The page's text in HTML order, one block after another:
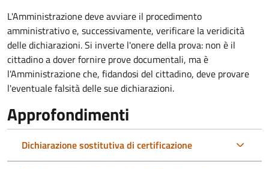
L'Amministrazione deve avviare il procedimento
amministrativo e, successivamente, verificare la veridicità
delle dichiarazioni. Si inverte l'onere della prova: non è il
cittadino a dover fornire prove documentali, ma è
l'Amministrazione che, fidandosi del cittadino, deve provare
l'eventuale falsità delle sue dichiarazioni.
Approfondimenti
Dichiarazione sostitutiva di certificazione